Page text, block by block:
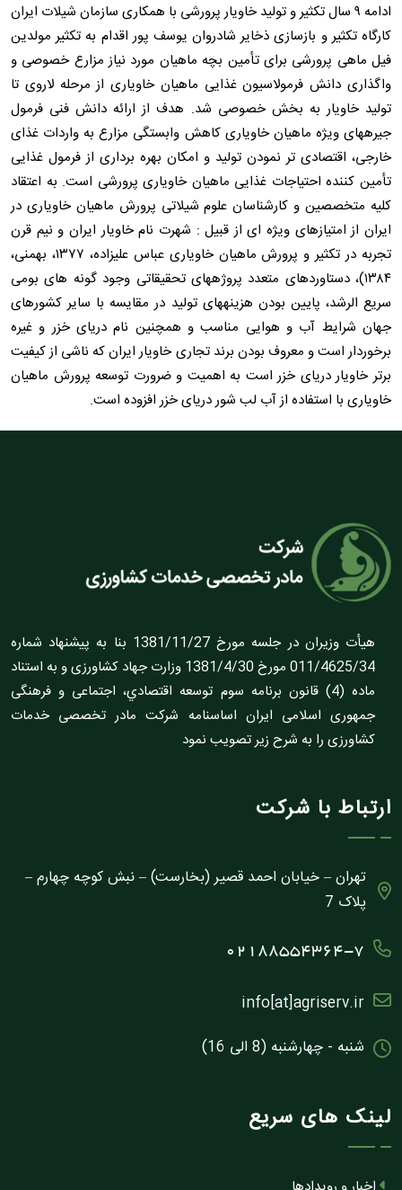
ادامه ۹ سال تکثیر و تولید خاویار پرورشی با همکاری سازمان شیلات ایران
کارگاه تکثیر و بازسازی ذخایر شادروان یوسف پور اقدام به تکثیر مولدین
فیل ماهی پرورشی برای تأمین بچه ماهیان مورد نیاز مزارع خصوصی و
واگذاری دانش فرمولاسیون غذایی ماهیان خاویاری از مرحله لاروی تا
تولید خاویار به بخش خصوصی شد. هدف از ارائه دانش فنی فرمول
جیرههای ویژه ماهیان خاویاری کاهش وابستگی مزارع به واردات غذای
خارجی، اقتصادی تر نمودن تولید و امکان بهره برداری از فرمول غذایی
تأمین کننده احتیاجات غذایی ماهیان خاویاری پرورشی است. به اعتقاد
کلیه متخصصین و کارشناسان علوم شیلاتی پرورش ماهیان خاویاری در
ایران از امتیازهای ویژه ای از قبیل : شهرت نام خاویار ایران و نیم قرن
تجربه در تکثیر و پرورش ماهیان خاویاری عباس علیزاده، ۱۳۷۷، بهمنی،
۱۳۸۴)، دستاوردهای متعدد پروژههای تحقیقاتی وجود گونه های بومی
سریع الرشد، پایین بودن هزینههای تولید در مقایسه با سایر کشورهای
جهان شرایط آب و هوایی مناسب و همچنین نام دریای خزر و غیره
برخوردار است و معروف بودن برند تجاری خاویار ایران که ناشی از کیفیت
برتر خاویار دریای خزر است به اهمیت و ضرورت توسعه پرورش ماهیان
خاویاری با استفاده از آب لب شور دریای خزر افزوده است.
هيأت وزيران در جلسه مورخ 1381/11/27 بنا به پيشنهاد شماره
011/4625/34 مورخ 1381/4/30 وزارت جهاد کشاورزى و به استناد
ماده (4) قانون برنامه سوم توسعه اقتصادي، اجتماعى و فرهنگى
جمهورى اسلامى ايران اساسنامه شرکت مادر تخصصى خدمات
کشاورزى را به شرح زير تصويب نمود
ارتباط با شرکت
تهران – خیابان احمد قصیر (بخارست) – نبش کوچه چهارم –
پلاک 7
02188554364-7
info[at]agriserv.ir
شنبه - چهارشنبه (8 الی 16)
لینک های سریع